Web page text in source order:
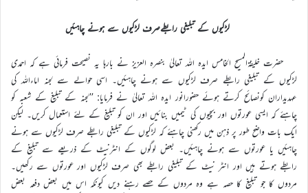
لڑکیوں کے تبلیغی رابطےصرف لڑکیوں سے ہونے چاہئیں
حضرت خلیفۃالمسیح الخامس ایدہ اللہ تعالیٰ بنصرہ العزیز نے بارہا یہ نصیحت فرمائی ہے کہ احمدی
لڑکیوں کے تبلیغی رابطے صرف لڑکیوں سے ہونے چاہئیں۔ اسی حوالے سے لجنہ اماءاللہ کی
عہدیداران کونصائح کرتے ہوئے حضورانور ایدہ اللہ تعالیٰ نے فرمایا: ’’لجنہ کے تبلیغ کے شعبہ کو
چاہئے کہ ایسی عورتوں اور بچیوں کی ٹیمیں بنائیں اور ان کو تبلیغ کے لئے استعمال کریں۔ لیکن
ایک بات واضح طور پر ذہن میں رکھنی چاہئے کہ لڑکیوں کے تبلیغی رابطے صرف لڑکیوں سے ہونے
چاہئیں یا عورتوں سے ہونے چاہئیں۔ بعض لوگوں کے انٹرنیٹ کے ذریعے سے تبلیغ کے
رابطے ہوتے ہیں اور انٹر نیٹ کے تبلیغی رابطے بھی صرف لڑکیوں اور عورتوں سے رکھیں۔
مردوں کا جو تبلیغ کا حصہ ہے وہ مردوں کے حصے رہنے دیں کیونکہ اس میں بعض دفعہ بعض